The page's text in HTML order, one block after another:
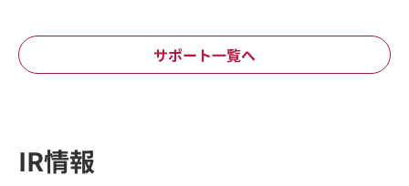
サポート一覧へ
IR情報